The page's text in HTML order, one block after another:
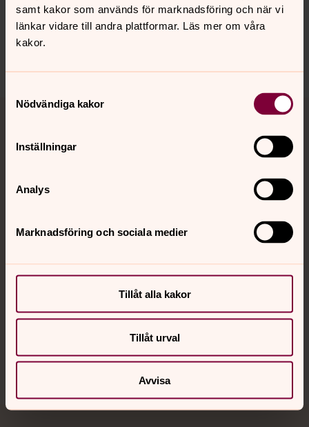
samt kakor som används för marknadsföring och när vi
länkar vidare till andra plattformar. Läs mer om våra
kakor.
Nödvändiga kakor
Inställningar
Analys
Marknadsföring och sociala medier
Tillåt alla kakor
Tillåt urval
Avvisa
Tillbaka till toppen
Tillbaka till innehållet
Kalender
Hitta snabbt